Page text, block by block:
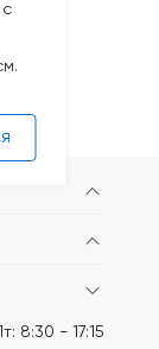
8:30 - 17:15